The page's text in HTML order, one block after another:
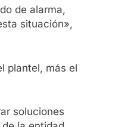
de alarma,
situación»,
plantel, más el
soluciones